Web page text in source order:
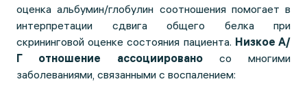
оценка альбумин/глобулин соотношения помогает в
интерпретации сдвига общего белка при
скрининговой оценке состояния пациента. Низкое А/
Г отношение ассоциированосо многими
заболеваниями, связанными с воспалением: